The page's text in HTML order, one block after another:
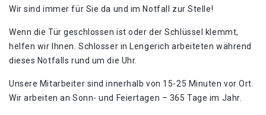
Wir sind immer für Sie da und im Notfall zur Stelle!
Wenn die Tür geschlossen ist oder der Schlüssel klemmt,
helfen wir Ihnen. Schlosser in Lengerich arbeiteten während
dieses Notfalls rund um die Uhr.
Unsere Mitarbeiter sind innerhalb von 15-25 Minuten vor Ort.
Wir arbeiten an Sonn- und Feiertagen – 365 Tage im Jahr.